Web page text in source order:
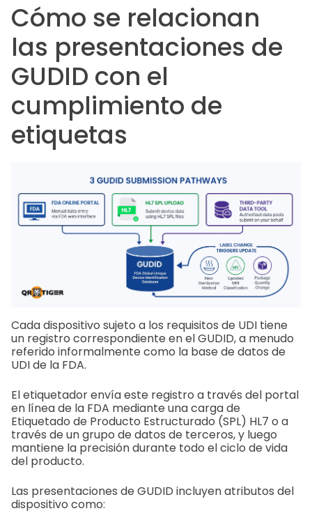
Cómo se relacionan
las presentaciones de
GUDID con el
cumplimiento de
etiquetas
Cada dispositivo sujeto a los requisitos de UDI tiene
un registro correspondiente en el GUDID, a menudo
referido informalmente como la base de datos de
UDI de la FDA.
El etiquetador envía este registro a través del portal
en línea de la FDA mediante una carga de
Etiquetado de Producto Estructurado (SPL) HL7 o a
través de un grupo de datos de terceros, y luego
mantiene la precisión durante todo el ciclo de vida
del producto.
Las presentaciones de GUDID incluyen atributos del
dispositivo como: